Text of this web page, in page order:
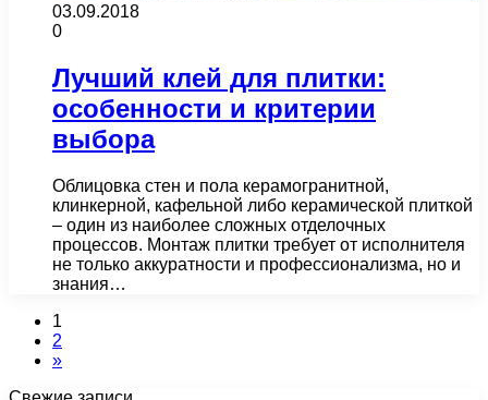
03.09.2018
0
Лучший клей для плитки:
особенности и критерии
выбора
Облицовка стен и пола керамогранитной,
клинкерной, кафельной либо керамической плиткой
– один из наиболее сложных отделочных
процессов. Монтаж плитки требует от исполнителя
не только аккуратности и профессионализма, но и
знания…
1
2
»